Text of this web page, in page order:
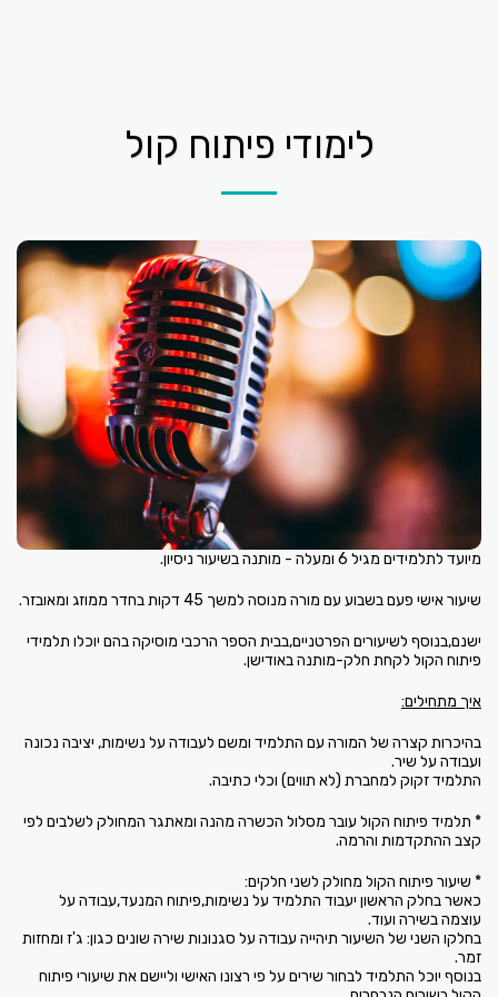
לימודי פיתוח קול
מיועד לתלמידים מגיל 6 ומעלה - מותנה בשיעור ניסיון.
שיעור אישי פעם בשבוע עם מורה מנוסה למשך 45 דקות בחדר ממוזג ומאובזר.
ישנם,בנוסף לשיעורים הפרטניים,בבית הספר הרכבי מוסיקה בהם יוכלו תלמידי
פיתוח הקול לקחת חלק-מותנה באודישן.
איך מתחילים:
בהיכרות קצרה של המורה עם התלמיד ומשם לעבודה על נשימות, יציבה נכונה
ועבודה על שיר.
התלמיד זקוק למחברת (לא תווים) וכלי כתיבה.
* תלמיד פיתוח הקול עובר מסלול הכשרה מהנה ומאתגר המחולק לשלבים לפי
קצב ההתקדמות והרמה.
* שיעור פיתוח הקול מחולק לשני חלקים:
כאשר בחלק הראשון יעבוד התלמיד על נשימות,פיתוח המנעד,עבודה על
עוצמה בשירה ועוד.
בחלקו השני של השיעור תיהייה עבודה על סגנונות שירה שונים כגון: ג'ז ומחזות
זמר.
בנוסף יוכל התלמיד לבחור שירים על פי רצונו האישי וליישם את שיעורי פיתוח